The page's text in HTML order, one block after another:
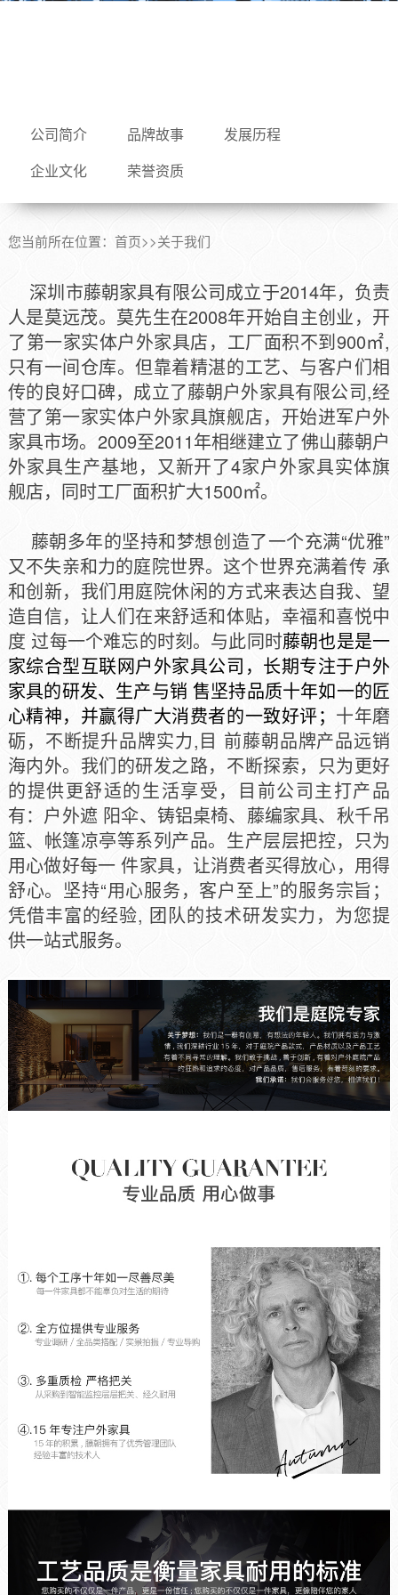
公司简介 品牌故事
发展历程
企业文化
荣誉资质
您当前所在位置： 首页>>关于我们
深圳市藤朝家具有限公司成立于2014年，负责
人是莫远茂。莫先生在2008年开始自主创业，开
了第一家实体户外家具店，工厂面积不到900㎡,
只有一间仓库。但靠着精湛的工艺、与客户们相
传的良好口碑，成立了藤朝户外家具有限公司,经
营了第一家实体户外家具旗舰店，开始进军户外
家具市场。2009至2011年相继建立了佛山藤朝户
外家具生产基地，又新开了4家户外家具实体旗
舰店，同时工厂面积扩大1500㎡。
藤朝多年的坚持和梦想创造了一个充满“优雅”
又不失亲和力的庭院世界。这个世界充满着传 承
和创新，我们用庭院休闲的方式来表达自我、望
造自信，让人们在来舒适和体贴，幸福和喜悦中
度 过每一个难忘的时刻。与此同时藤朝也是是一
家综合型互联网户外家具公司，长期专注于户外
家具的研发、生产与销 售坚持品质十年如一的匠
心精神，并赢得广大消费者的一致好评； 十年磨
砺，不断提升品牌实力,目 前藤朝品牌产品远销
海内外。我们的研发之路，不断探索，只为更好
的提供更舒适的生活享受，目前公司主打产品
有：户外遮 阳伞、铸铝桌椅、藤编家具、秋千吊
篮、帐篷凉亭等系列产品。生产层层把控，只为
用心做好每一 件家具，让消费者买得放心，用得
舒心。坚持“用心服务，客户至上”的服务宗旨；
凭借丰富的经验, 团队的技术研发实力，为您提
供一站式服务。